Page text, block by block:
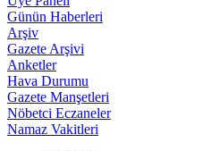
Günün Haberleri
Arşiv
Gazete Arşivi
Anketler
Hava Durumu
Gazete Manşetleri
Nöbetci Eczaneler
Namaz Vakitleri